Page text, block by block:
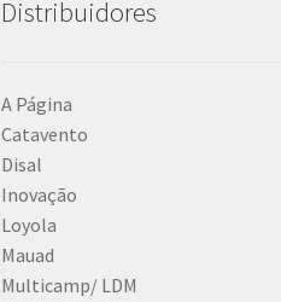
Distribuidores
A Página
Catavento
Disal
Inovação
Loyola
Mauad
Multicamp/ LDM